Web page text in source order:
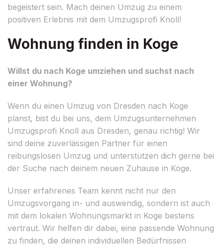
begeistert sein. Mach deinen Umzug zu einem
positiven Erlebnis mit dem Umzugsprofi Knoll!
Wohnung finden in Koge
Willst du nach Koge umziehen und suchst nach
einer Wohnung?
Wenn du einen Umzug von Dresden nach Koge
planst, bist du bei uns, dem Umzugsunternehmen
Umzugsprofi Knoll aus Dresden, genau richtig! Wir
sind deine zuverlässigen Partner für einen
reibungslosen Umzug und unterstützen dich gerne bei
der Suche nach deinem neuen Zuhause in Koge.
Unser erfahrenes Team kennt nicht nur den
Umzugsvorgang in- und auswendig, sondern ist auch
mit dem lokalen Wohnungsmarkt in Koge bestens
vertraut. Wir helfen dir dabei, eine passende Wohnung
zu finden, die deinen individuellen Bedürfnissen